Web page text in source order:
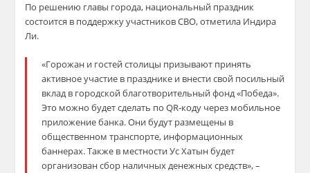
По решению главы города, национальный праздник
состоится в поддержку участников СВО, отметила Индира
Ли.
«Горожан и гостей столицы призывают принять
активное участие в празднике и внести свой посильный
вклад в городской благотворительный фонд «Победа».
Это можно будет сделать по QR-коду через мобильное
приложение банка. Они будут размещены в
общественном транспорте, информационных
баннерах. Также в местности Ус Хатын будет
организован сбор наличных денежных средств», –